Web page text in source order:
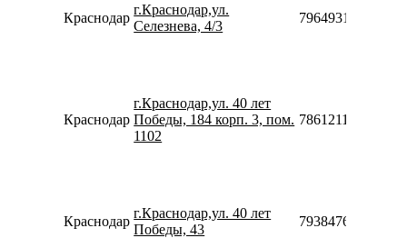
Краснодар
г.Краснодар,ул.
Селезнева, 4/3
79649319313
Краснодар
г.Краснодар,ул. 40 лет
Победы, 184 корп. 3, пом.
1102
78612116011
Краснодар
г.Краснодар,ул. 40 лет
Победы, 43